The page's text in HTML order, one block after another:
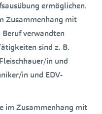
ermöglichen.
Zusammenhang mit
verwandten
sind z. B.
in und
in und EDV-
im Zusammenhang mit